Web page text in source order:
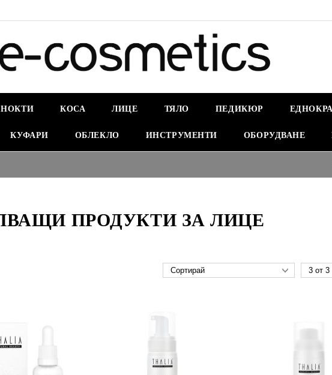
НОКТИ КОСА ЛИЦЕ ТЯЛО ПЕДИКЮР
КУФАРИ ОБЛЕКЛО ИНСТРУМЕНТИ ОБОРУДВАНЕ
ПРОДУКТИ ЗА ЛИЦЕ